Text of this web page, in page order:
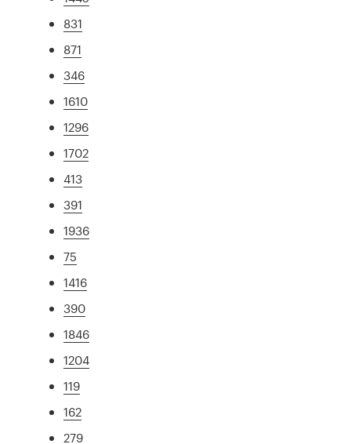
831
871
346
1610
1296
1702
413
391
1936
75
1416
390
1846
1204
119
162
279